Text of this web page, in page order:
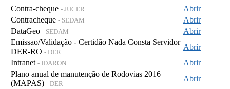
Contra-cheque - JUCER
Abrir
Contracheque - SEDAM
Abrir
DataGeo - SEDAM
Abrir
Emissao/Validação - Certidão Nada Consta Servidor
DER-RO - DER
Abrir
Intranet - IDARON
Abrir
Plano anual de manutenção de Rodovias 2016
(MAPAS) - DER
Abrir